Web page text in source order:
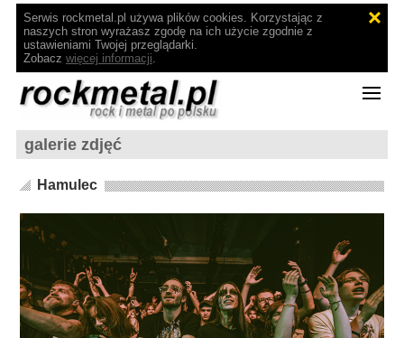
Serwis rockmetal.pl używa plików cookies. Korzystając z
naszych stron wyrażasz zgodę na ich użycie zgodnie z
ustawieniami Twojej przeglądarki.
Zobacz więcej informacji.
galerie zdjęć
Hamulec